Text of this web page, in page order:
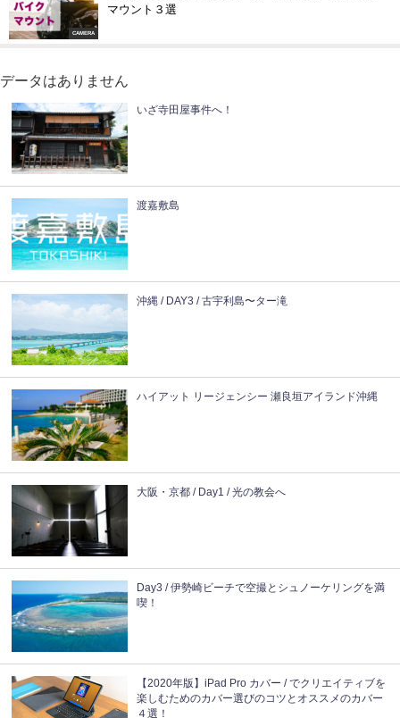
CAMERA
マウント３選
データはありません
いざ寺田屋事件へ！
渡嘉敷島
沖縄 / DAY3 / 古宇利島〜ター滝
ハイアット リージェンシー 瀬良垣アイランド沖縄
大阪・京都 / Day1 / 光の教会へ
Day3 / 伊勢崎ビーチで空撮とシュノーケリングを満
喫！
【2020年版】iPad Pro カバー / でクリエイティブを
楽しむためのカバー選びのコツとオススメのカバー
４選！